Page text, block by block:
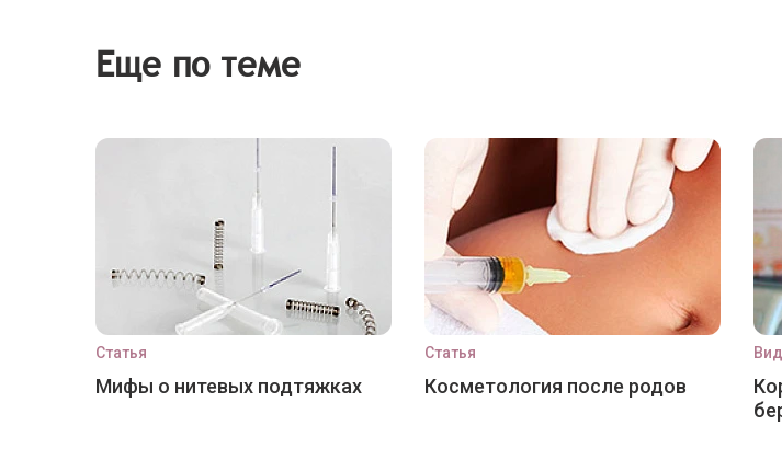
Еще по теме
Статья
Мифы о нитевых подтяжках
Статья
Косметология после родов